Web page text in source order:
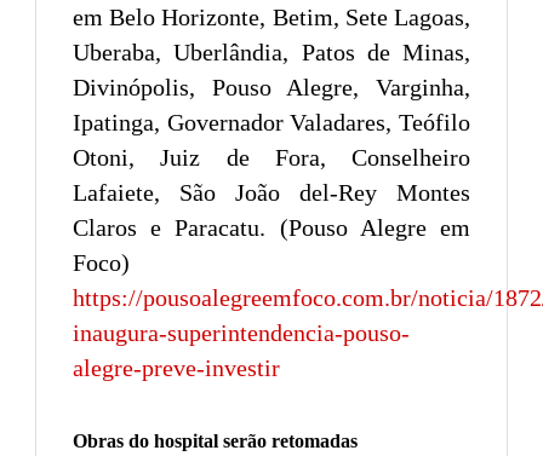
em Belo Horizonte, Betim, Sete Lagoas,
Uberaba, Uberlândia, Patos de Minas,
Divinópolis, Pouso Alegre, Varginha,
Ipatinga, Governador Valadares, Teófilo
Otoni, Juiz de Fora, Conselheiro
Lafaiete, São João del-Rey Montes
Claros e Paracatu. (Pouso Alegre em
Foco)
https://pousoalegreemfoco.com.br/noticia/
inaugura-superintendencia-pouso-
alegre-preve-investir
Obras do hospital serão retomadas